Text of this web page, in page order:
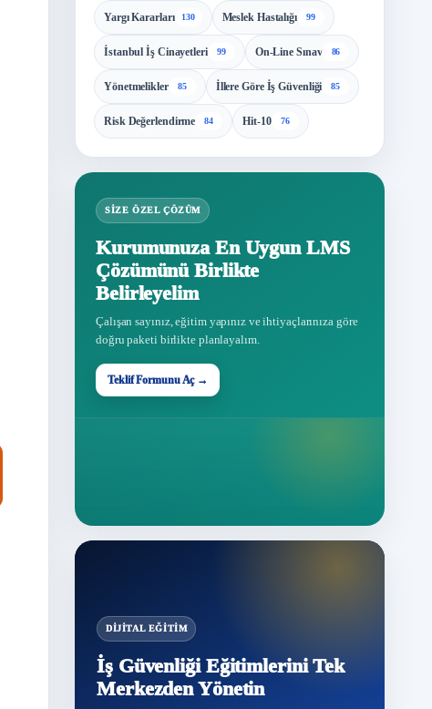
Yargı Kararları 130 Meslek Hastalığı 99
İstanbul İş Cinayetleri 99 On-Line Sınav 86
Yönetmelikler 85 İllere Göre İş Güvenliği 85
Risk Değerlendirme 84 Hit-10 76
SIZE ÖZEL ÇÖZÜM
Kurumunuza En Uygun LMS
Çözümünü Birlikte
Belirleyelim
Çalışan sayınız, eğitim yapınız ve ihtiyaçlarınıza göre
doğru paketi birlikte planlayalım.
Teklif Formunu Aç →
Teklif
DIJITAL EĞITIM
İş Güvenliği Eğitimlerini Tek
Merkezden Yönetin